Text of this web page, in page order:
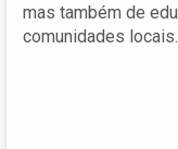
mas também de
comunidades locais.